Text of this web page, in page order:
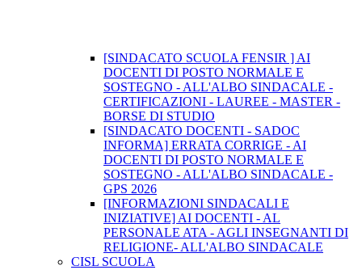
[SINDACATO SCUOLA FENSIR ] AI
DOCENTI DI POSTO NORMALE E
SOSTEGNO - ALL'ALBO SINDACALE -
CERTIFICAZIONI - LAUREE - MASTER -
BORSE DI STUDIO
[SINDACATO DOCENTI - SADOC
INFORMA] ERRATA CORRIGE - AI
DOCENTI DI POSTO NORMALE E
SOSTEGNO - ALL'ALBO SINDACALE -
GPS 2026
[INFORMAZIONI SINDACALI E
INIZIATIVE] AI DOCENTI - AL
PERSONALE ATA - AGLI INSEGNANTI DI
RELIGIONE- ALL'ALBO SINDACALE
CISL SCUOLA